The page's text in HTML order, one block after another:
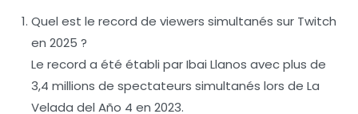
Quel est le record de viewers simultanés sur Twitch
en 2025 ?
Le record a été établi par Ibai Llanos avec plus de
3,4 millions de spectateurs simultanés lors de La
Velada del Año 4 en 2023.